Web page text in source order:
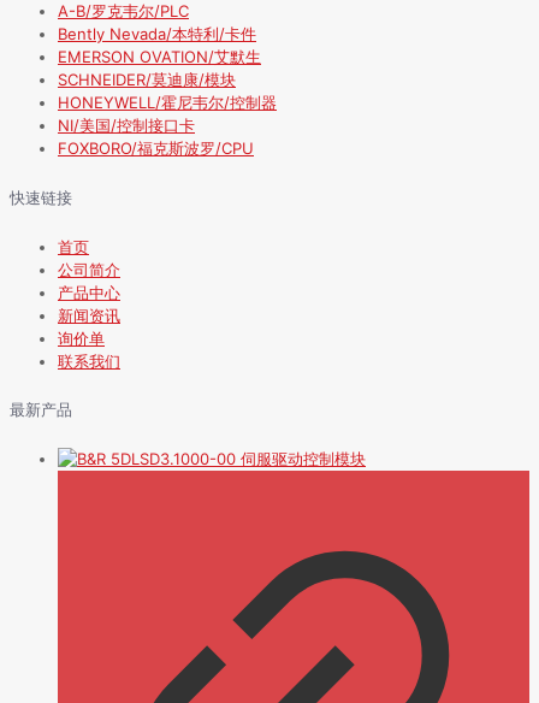
A-B/罗克韦尔/PLC
Bently Nevada/本特利/卡件
EMERSON OVATION/艾默生
SCHNEIDER/莫迪康/模块
HONEYWELL/霍尼韦尔/控制器
NI/美国/控制接口卡
FOXBORO/福克斯波罗/CPU
快速链接
首页
公司简介
产品中心
新闻资讯
询价单
联系我们
最新产品